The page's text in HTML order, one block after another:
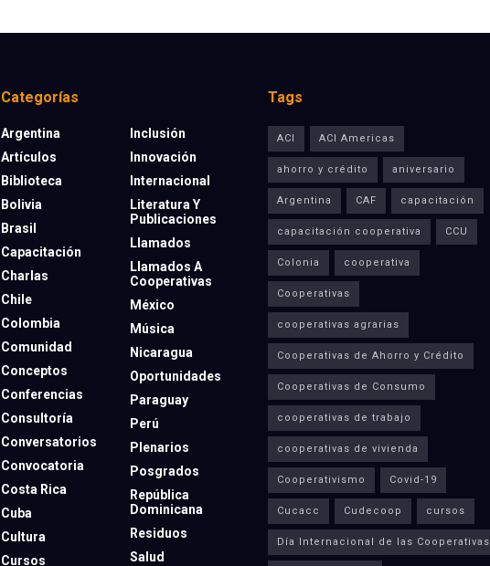
Categorías
Argentina
Artículos
Biblioteca
Bolivia
Brasil
Capacitación
Charlas
Chile
Colombia
Comunidad
Conceptos
Conferencias
Consultoría
Conversatorios
Convocatoria
Costa Rica
Cuba
Cultura
Cursos
Inclusión
Innovación
Internacional
Literatura Y
Publicaciones
Llamados
Llamados A
Cooperativas
México
Música
Nicaragua
Oportunidades
Paraguay
Perú
Plenarios
Posgrados
República
Dominicana
Residuos
Salud
Tags
ACI ACI Americas
ahorro y crédito aniversario
Argentina CAF capacitación
capacitación cooperativa CCU
Colonia cooperativa
Cooperativas
cooperativas agrarias
Cooperativas de Ahorro y Crédito
Cooperativas de Consumo
cooperativas de trabajo
cooperativas de vivienda
Cooperativismo Covid-19
Cucacc Cudecoop cursos
Día Internacional de las Cooperativas